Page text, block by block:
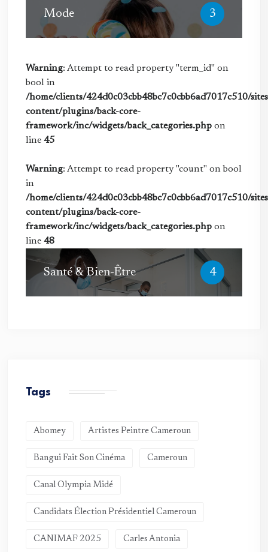
Mode 3
Warning: Attempt to read property "term_id" on
bool in
/home/clients/424d0c03cbb48bc7c0cbb6ad7017c510/
content/plugins/back-core-
framework/inc/widgets/back_categories.php on
line 45
Warning: Attempt to read property "count" on bool
in
/home/clients/424d0c03cbb48bc7c0cbb6ad7017c510/
content/plugins/back-core-
framework/inc/widgets/back_categories.php on
line 48
Santé & Bien-Être 4
Tags
Abomey Artistes Peintre Cameroun
Bangui Fait Son Cinéma Cameroun
Canal Olympia Midé
Candidats Élection Présidentiel Cameroun
CANIMAF 2025 Carles Antonia